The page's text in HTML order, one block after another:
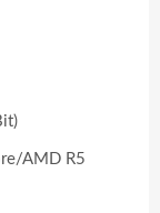
AMD R5